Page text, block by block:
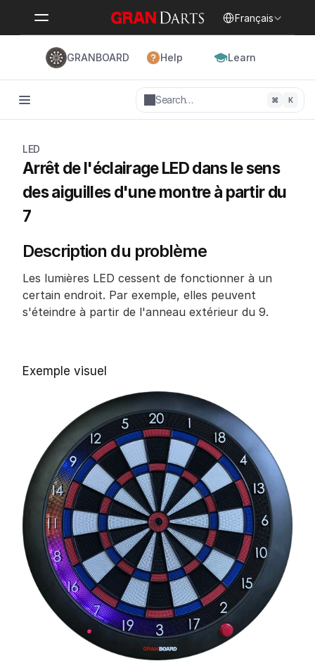
Français
GRANBOARD Help Learn
Search… ⌘ K
LED
Arrêt de l'éclairage LED dans le sens
des aiguilles d'une montre à partir du
7
Description du problème
Les lumières LED cessent de fonctionner à un
certain endroit. Par exemple, elles peuvent
s'éteindre à partir de l'anneau extérieur du 9.
Exemple visuel